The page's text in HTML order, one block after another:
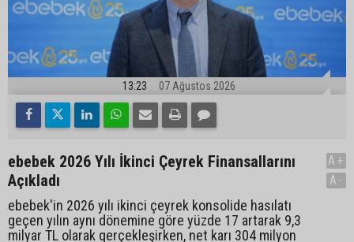
13:23 07 Ağustos 2026
ebebek 2026 Yılı İkinci Çeyrek Finansallarını
Açıkladı
ebebek'in 2026 yılı ikinci çeyrek konsolide hasılatı
geçen yılın aynı dönemine göre yüzde 17 artarak 9,3
milyar TL olarak gerçekleşirken, net karı 304 milyon
A+
A-